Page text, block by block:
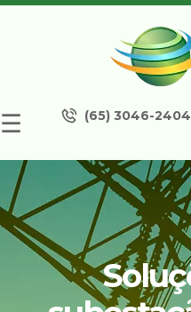
☰ (65) 3046-2404